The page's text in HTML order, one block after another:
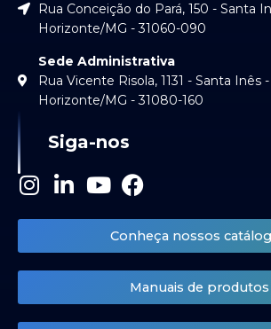
Rua Conceição do Pará, 150 - Santa
Horizonte/MG - 31060-090
Sede Administrativa
Rua Vicente Risola, 1131 - Santa Inês
Horizonte/MG - 31080-160
Siga-nos
I
s
t
a
r
L
n
k
e
i
Y
u
t
u
e
F
c
e
b
o
o
Conheça nossos
Manuais de produtos